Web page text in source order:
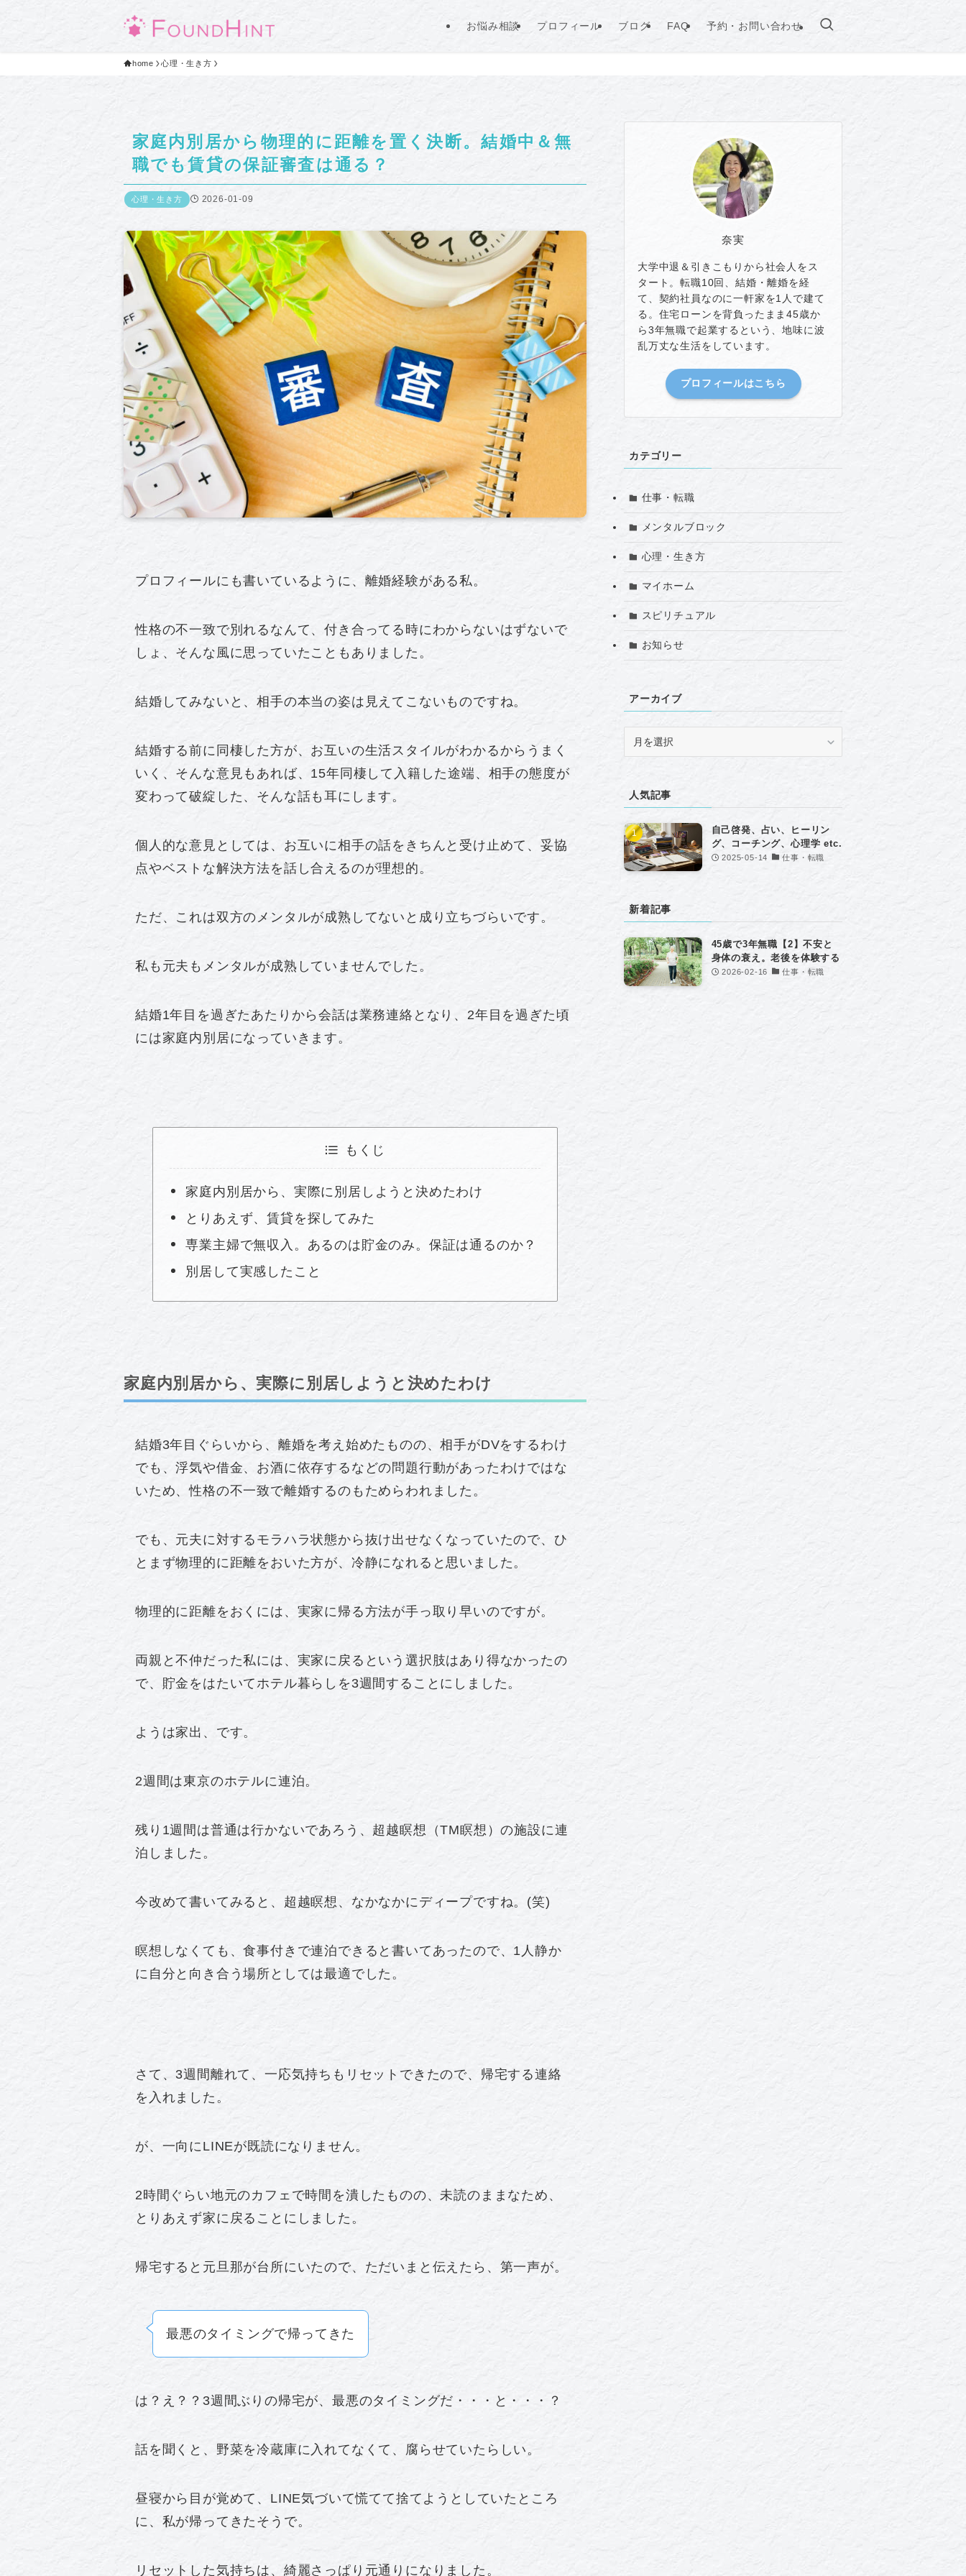
お悩み相談 プロフィール ブログ FAQ 予約・お問い合わせ
home 心理・生き方
家庭内別居から物理的に距離を置く決断。結婚中＆無
職でも賃貸の保証審査は通る？
心理・生き方 2026-01-09
プロフィールにも書いているように、離婚経験がある私。
性格の不一致で別れるなんて、付き合ってる時にわからないはずないで
しょ、そんな風に思っていたこともありました。
結婚してみないと、相手の本当の姿は見えてこないものですね。
結婚する前に同棲した方が、お互いの生活スタイルがわかるからうまく
いく、そんな意見もあれば、15年同棲して入籍した途端、相手の態度が
変わって破綻した、そんな話も耳にします。
個人的な意見としては、お互いに相手の話をきちんと受け止めて、妥協
点やベストな解決方法を話し合えるのが理想的。
ただ、これは双方のメンタルが成熟してないと成り立ちづらいです。
私も元夫もメンタルが成熟していませんでした。
結婚1年目を過ぎたあたりから会話は業務連絡となり、2年目を過ぎた頃
には家庭内別居になっていきます。
もくじ
家庭内別居から、実際に別居しようと決めたわけ
とりあえず、賃貸を探してみた
専業主婦で無収入。あるのは貯金のみ。保証は通るのか？
別居して実感したこと
家庭内別居から、実際に別居しようと決めたわけ
結婚3年目ぐらいから、離婚を考え始めたものの、相手がDVをするわけ
でも、浮気や借金、お酒に依存するなどの問題行動があったわけではな
いため、性格の不一致で離婚するのもためらわれました。
でも、元夫に対するモラハラ状態から抜け出せなくなっていたので、ひ
とまず物理的に距離をおいた方が、冷静になれると思いました。
物理的に距離をおくには、実家に帰る方法が手っ取り早いのですが。
両親と不仲だった私には、実家に戻るという選択肢はあり得なかったの
で、貯金をはたいてホテル暮らしを3週間することにしました。
ようは家出、です。
2週間は東京のホテルに連泊。
残り1週間は普通は行かないであろう、超越瞑想（TM瞑想）の施設に連
泊しました。
今改めて書いてみると、超越瞑想、なかなかにディープですね。(笑)
瞑想しなくても、食事付きで連泊できると書いてあったので、1人静か
に自分と向き合う場所としては最適でした。
さて、3週間離れて、一応気持ちもリセットできたので、帰宅する連絡
を入れました。
が、一向にLINEが既読になりません。
2時間ぐらい地元のカフェで時間を潰したものの、未読のままなため、
とりあえず家に戻ることにしました。
帰宅すると元旦那が台所にいたので、ただいまと伝えたら、第一声が。
最悪のタイミングで帰ってきた
は？え？？3週間ぶりの帰宅が、最悪のタイミングだ・・・と・・・？
話を聞くと、野菜を冷蔵庫に入れてなくて、腐らせていたらしい。
昼寝から目が覚めて、LINE気づいて慌てて捨てようとしていたところ
に、私が帰ってきたそうで。
リセットした気持ちは、綺麗さっぱり元通りになりました。
奈実
大学中退＆引きこもりから社会人をス
タート。転職10回、結婚・離婚を経
て、契約社員なのに一軒家を1人で建て
る。住宅ローンを背負ったまま45歳か
ら3年無職で起業するという、地味に波
乱万丈な生活をしています。
プロフィールはこちら
カテゴリー
仕事・転職
メンタルブロック
心理・生き方
マイホーム
スピリチュアル
お知らせ
アーカイブ
ブ人気記事
自己啓発、占い、ヒーリン
グ、コーチング、心理学 etc.
2025-05-14 仕事・転職
新着記事
45歳で3年無職【2】不安と
身体の衰え。老後を体験する
2026-02-16 仕事・転職